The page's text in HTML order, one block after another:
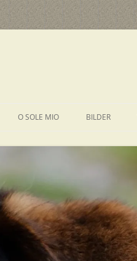
O SOLE MIO BILDER